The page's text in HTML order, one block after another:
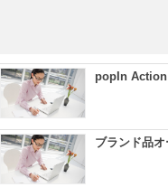
popIn Action
ブランド品